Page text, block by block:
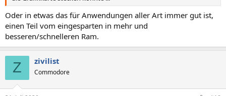
Oder in etwas das für Anwendungen aller Art immer gut ist,
einen Teil vom eingesparten in mehr und
besseren/schnelleren Ram.
Z zivilist
Commodore